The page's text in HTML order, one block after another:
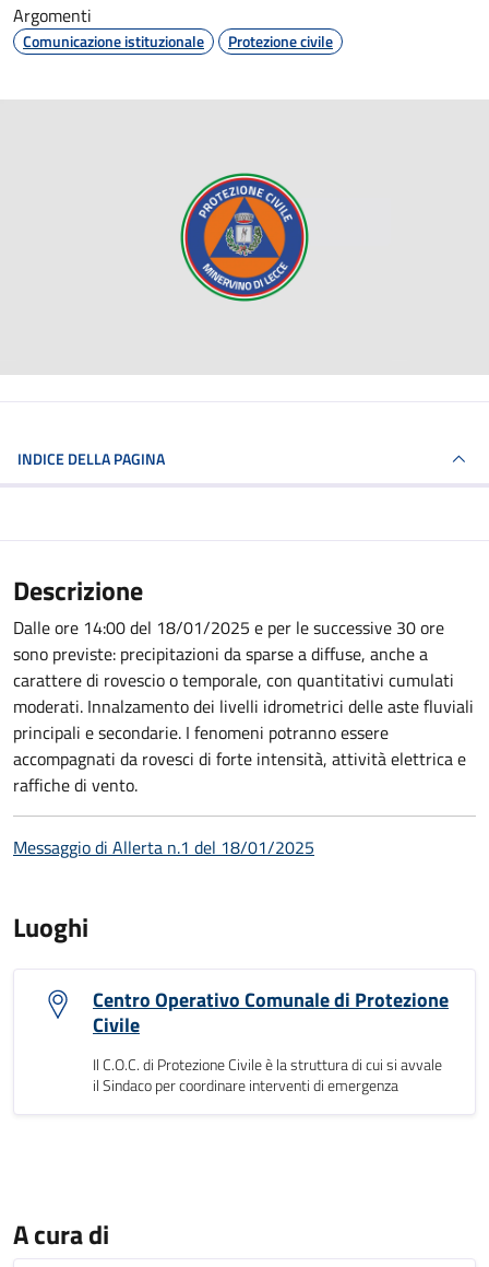
Argomenti
Comunicazione istituzionale Protezione civile
INDICE DELLA PAGINA
Descrizione
Dalle ore 14:00 del 18/01/2025 e per le successive 30 ore
sono previste: precipitazioni da sparse a diffuse, anche a
carattere di rovescio o temporale, con quantitativi cumulati
moderati. Innalzamento dei livelli idrometrici delle aste fluviali
principali e secondarie. I fenomeni potranno essere
accompagnati da rovesci di forte intensità, attività elettrica e
raffiche di vento.
Messaggio di Allerta n.1 del 18/01/2025
Luoghi
Centro Operativo Comunale di Protezione
Civile
Il C.O.C. di Protezione Civile è la struttura di cui si avvale
il Sindaco per coordinare interventi di emergenza
A cura di